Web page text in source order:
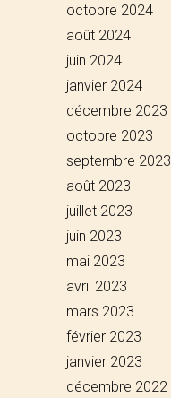
octobre 2024
août 2024
juin 2024
janvier 2024
décembre 2023
octobre 2023
septembre 2023
août 2023
juillet 2023
juin 2023
mai 2023
avril 2023
mars 2023
février 2023
janvier 2023
décembre 2022